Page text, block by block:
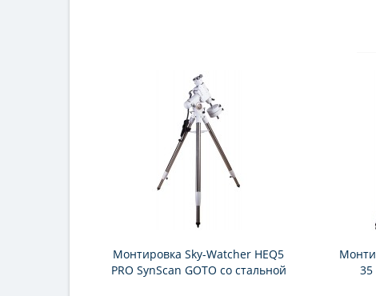
Монтировка Sky-Watcher HEQ5
PRO SynScan GOTO со стальной
35